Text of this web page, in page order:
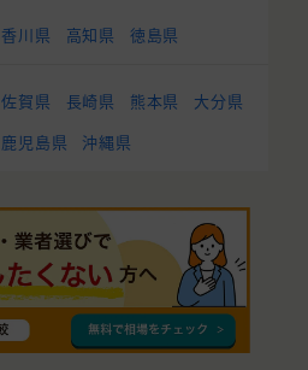
香川県 高知県 徳島県
佐賀県 長崎県 熊本県
大分県
鹿児島県 沖縄県